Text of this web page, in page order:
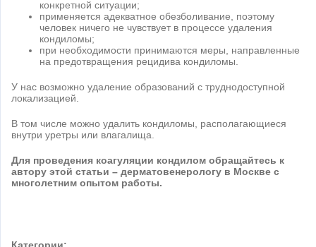
конкретной ситуации;
применяется адекватное обезболивание, поэтому
человек ничего не чувствует в процессе удаления
кондиломы;
при необходимости принимаются меры, направленные
на предотвращения рецидива кондиломы.
У нас возможно удаление образований с труднодоступной
локализацией.
В том числе можно удалить кондиломы, располагающиеся
внутри уретры или влагалища.
Для проведения коагуляции кондилом обращайтесь к
автору этой статьи – дерматовенерологу в Москве с
многолетним опытом работы.
Категории: